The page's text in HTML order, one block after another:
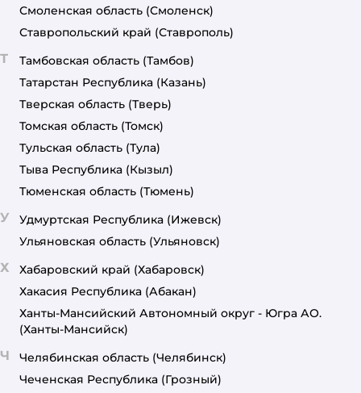
Смоленская область (Смоленск)
Ставропольский край (Ставрополь)
Т Тамбовская область (Тамбов)
Татарстан Республика (Казань)
Тверская область (Тверь)
Томская область (Томск)
Тульская область (Тула)
Тыва Республика (Кызыл)
Тюменская область (Тюмень)
У Удмуртская Республика (Ижевск)
Ульяновская область (Ульяновск)
Х Хабаровский край (Хабаровск)
Хакасия Республика (Абакан)
Ханты-Мансийский Автономный округ - Югра АО.
(Ханты-Мансийск)
Ч Челябинская область (Челябинск)
Чеченская Республика (Грозный)